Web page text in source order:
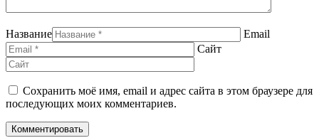
Название
Email
Сайт
Сохранить моё имя, email и адрес сайта в этом браузере для
последующих моих комментариев.